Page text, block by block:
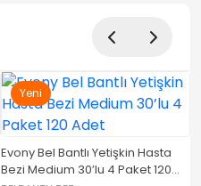
Yeni
Evony Bel Bantlı Yetişkin Hasta
Bezi Medium 30’lu 4 Paket 120